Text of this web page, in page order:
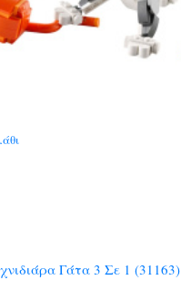
Γάτα 3 Σε 1 (31163)